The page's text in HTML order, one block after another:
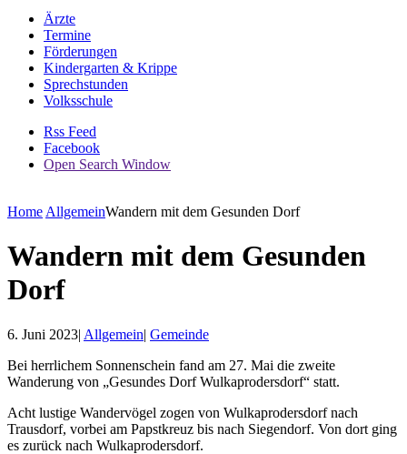
Ärzte
Termine
Förderungen
Kindergarten & Krippe
Sprechstunden
Volksschule
Rss Feed
Facebook
Open Search Window
Home AllgemeinWandern mit dem Gesunden Dorf
Wandern mit dem Gesunden
Dorf
6. Juni 2023| Allgemein| Gemeinde
Bei herrlichem Sonnenschein fand am 27. Mai die zweite
Wanderung von „Gesundes Dorf Wulkaprodersdorf“ statt.
Acht lustige Wandervögel zogen von Wulkaprodersdorf nach
Trausdorf, vorbei am Papstkreuz bis nach Siegendorf. Von dort ging
es zurück nach Wulkaprodersdorf.